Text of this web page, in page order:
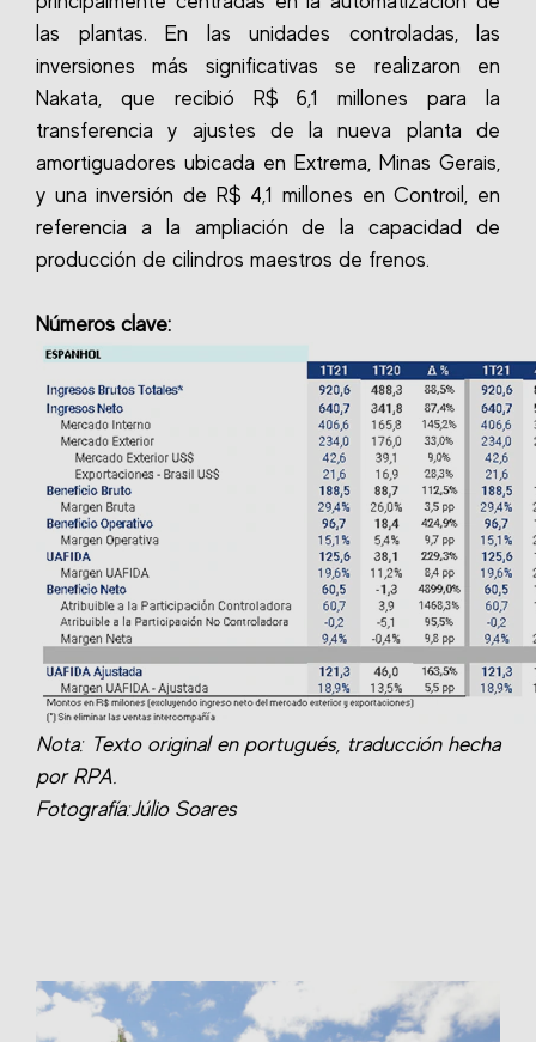
las plantas. En las unidades controladas, las
inversiones más significativas se realizaron en
Nakata, que recibió R$ 6,1 millones para la
transferencia y ajustes de la nueva planta de
amortiguadores ubicada en Extrema, Minas Gerais,
y una inversión de R$ 4,1 millones en Controil, en
referencia a la ampliación de la capacidad de
producción de cilindros maestros de frenos.
Números clave:
Nota: Texto original en portugués, traducción hecha
por RPA.
Fotografía:Júlio Soares